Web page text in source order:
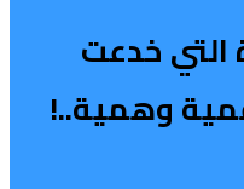
التي خدعت
وهمية..!